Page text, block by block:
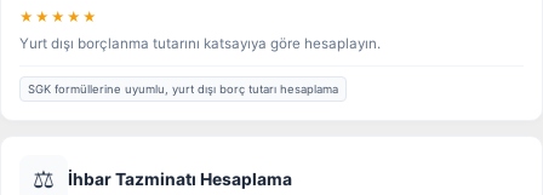
★★★★★
Yurt dışı borçlanma tutarını katsayıya göre hesaplayın.
SGK formüllerine uyumlu, yurt dışı borç tutarı hesaplama
⚖️ İhbar Tazminatı Hesaplama